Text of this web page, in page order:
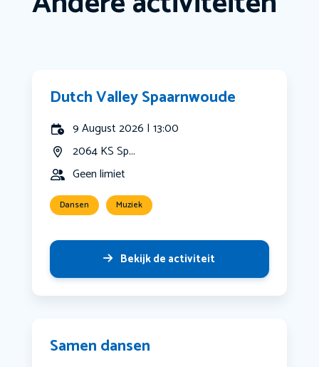
Dutch Valley Spaarnwoude
9 August 2026 | 13:00
2064 KS Sp...
Geen limiet
Dansen Muziek
Bekijk de activiteit
Samen dansen